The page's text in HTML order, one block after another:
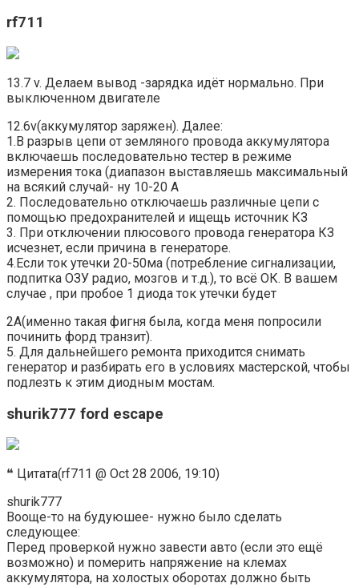
rf711
13.7 v. Делаем вывод -зарядка идёт нормально. При
выключенном двигателе
12.6v(аккумулятор заряжен). Далее:
1.В разрыв цепи от земляного провода аккумулятора
включаешь последовательно тестер в режиме
измерения тока (диапазон выставляешь максимальный
на всякий случай- ну 10-20 А
2. Последовательно отключаешь различные цепи с
помощью предохранителей и ищещь источник КЗ
3. При отключении плюсового провода генератора КЗ
исчезнет, если причина в генераторе.
4.Если ток утечки 20-50ма (потребление сигнализации,
подпитка ОЗУ радио, мозгов и т.д.), то всё ОК. В вашем
случае , при пробое 1 диода ток утечки будет
2А(именно такая фигня была, когда меня попросили
починить форд транзит).
5. Для дальнейшего ремонта приходится снимать
генератор и разбирать его в условиях мастерской, чтобы
подлезть к этим диодным мостам.
shurik777 ford escape
❝ Цитата(rf711 @ Oct 28 2006, 19:10)
shurik777
Вооще-то на будуюшее- нужно было сделать
следующее:
Перед проверкой нужно завести авто (если это ещё
возможно) и померить напряжение на клемах
аккумулятора, на холостых оборотах должно быть